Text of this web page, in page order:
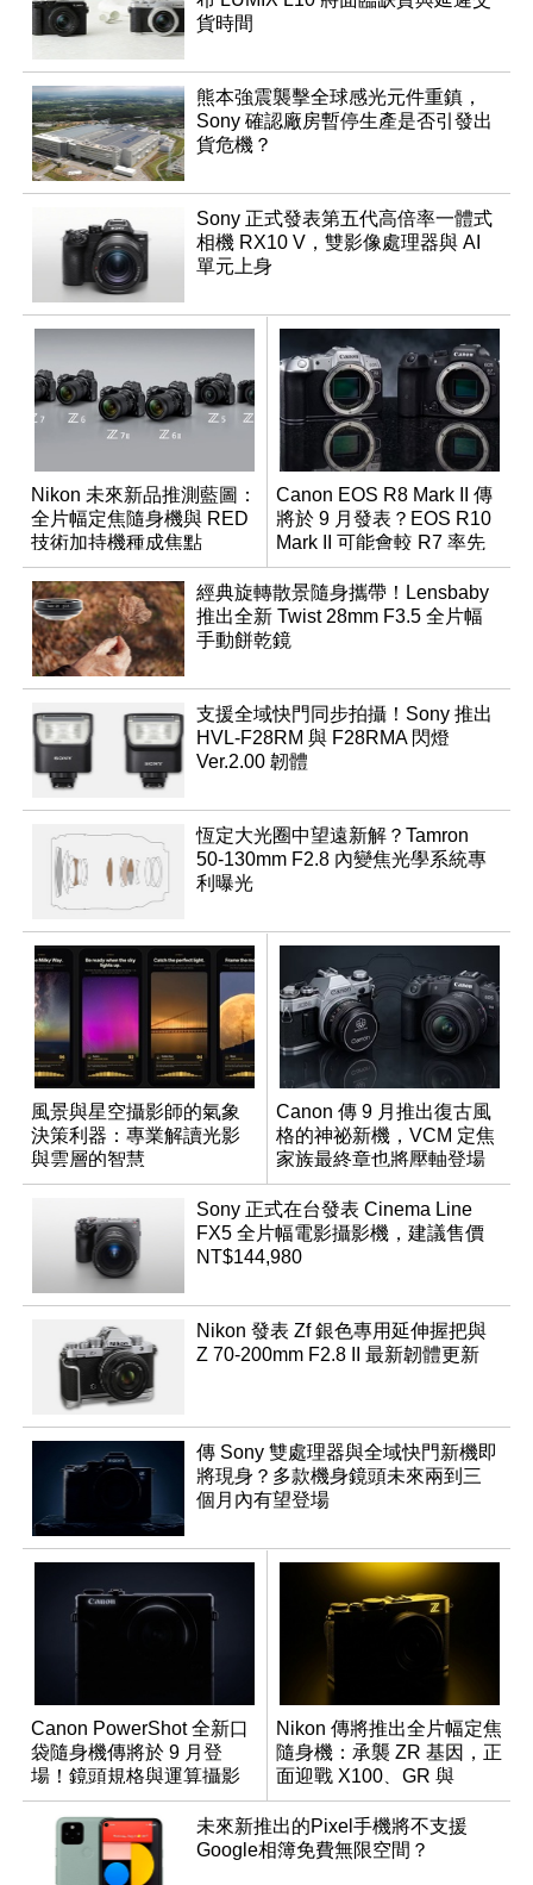
貨時間
熊本強震襲擊全球感光元件重鎮，
Sony 確認廠房暫停生產是否引發出
貨危機？
Sony 正式發表第五代高倍率一體式
相機 RX10 V，雙影像處理器與 AI
單元上身
Nikon 未來新品推測藍圖：
全片幅定焦隨身機與 RED
技術加持機種成焦點
Canon EOS R8 Mark II 傳
將於 9 月發表？EOS R10
Mark II 可能會較 R7 率先
推出
經典旋轉散景隨身攜帶！Lensbaby
推出全新 Twist 28mm F3.5 全片幅
手動餅乾鏡
支援全域快門同步拍攝！Sony 推出
HVL-F28RM 與 F28RMA 閃燈
Ver.2.00 韌體
恆定大光圈中望遠新解？Tamron
50-130mm F2.8 內變焦光學系統專
利曝光
風景與星空攝影師的氣象
決策利器：專業解讀光影
與雲層的智慧
App「Atmos」登場
Canon 傳 9 月推出復古風
格的神祕新機，VCM 定焦
家族最終章也將壓軸登場
Sony 正式在台發表 Cinema Line
FX5 全片幅電影攝影機，建議售價
NT$144,980
Nikon 發表 Zf 銀色專用延伸握把與
Z 70-200mm F2.8 II 最新韌體更新
傳 Sony 雙處理器與全域快門新機即
將現身？多款機身鏡頭未來兩到三
個月內有望登場
Canon PowerShot 全新口
袋隨身機傳將於 9 月登
場！鏡頭規格與運算攝影
升級成為焦點
Nikon 傳將推出全片幅定焦
隨身機：承襲 ZR 基因，正
面迎戰 X100、GR 與
RX1R 系列
未來新推出的Pixel手機將不支援
Google相簿免費無限空間？